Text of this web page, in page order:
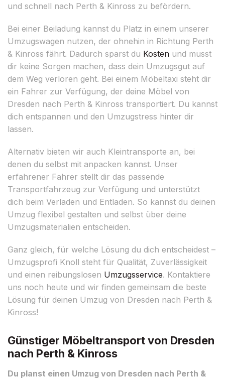
und schnell nach Perth & Kinross zu befördern.
Bei einer Beiladung kannst du Platz in einem unserer
Umzugswagen nutzen, der ohnehin in Richtung Perth
& Kinross fährt. Dadurch sparst du Kosten und musst
dir keine Sorgen machen, dass dein Umzugsgut auf
dem Weg verloren geht. Bei einem Möbeltaxi steht dir
ein Fahrer zur Verfügung, der deine Möbel von
Dresden nach Perth & Kinross transportiert. Du kannst
dich entspannen und den Umzugstress hinter dir
lassen.
Alternativ bieten wir auch Kleintransporte an, bei
denen du selbst mit anpacken kannst. Unser
erfahrener Fahrer stellt dir das passende
Transportfahrzeug zur Verfügung und unterstützt
dich beim Verladen und Entladen. So kannst du deinen
Umzug flexibel gestalten und selbst über deine
Umzugsmaterialien entscheiden.
Ganz gleich, für welche Lösung du dich entscheidest –
Umzugsprofi Knoll steht für Qualität, Zuverlässigkeit
und einen reibungslosen Umzugsservice. Kontaktiere
uns noch heute und wir finden gemeinsam die beste
Lösung für deinen Umzug von Dresden nach Perth &
Kinross!
Günstiger Möbeltransport von Dresden
nach Perth & Kinross
Du planst einen Umzug von Dresden nach Perth &